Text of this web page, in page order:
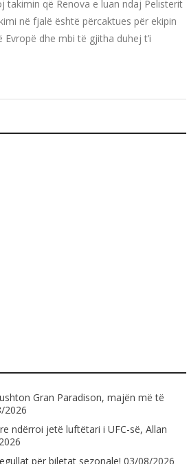
takimin që Renova e luan ndaj Pelisterit
në fjalë është përcaktues për ekipin
dhe mbi të gjitha duhej t’i
Gran Paradison, majën më të
2026
ndërroi jetë luftëtari i UFC-së, Allan
për biletat sezonale! 03/08/2026